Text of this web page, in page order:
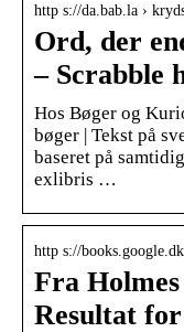
http s://da.bab.la ›
Ord, der
– Scrabble
Hos Bøger og
bøger | Tekst på
baseret på
exlibris …
http s://
Fra
Resultat